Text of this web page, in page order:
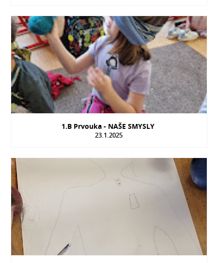
1.B Prvouka - NAŠE SMYSLY
23.1.2025